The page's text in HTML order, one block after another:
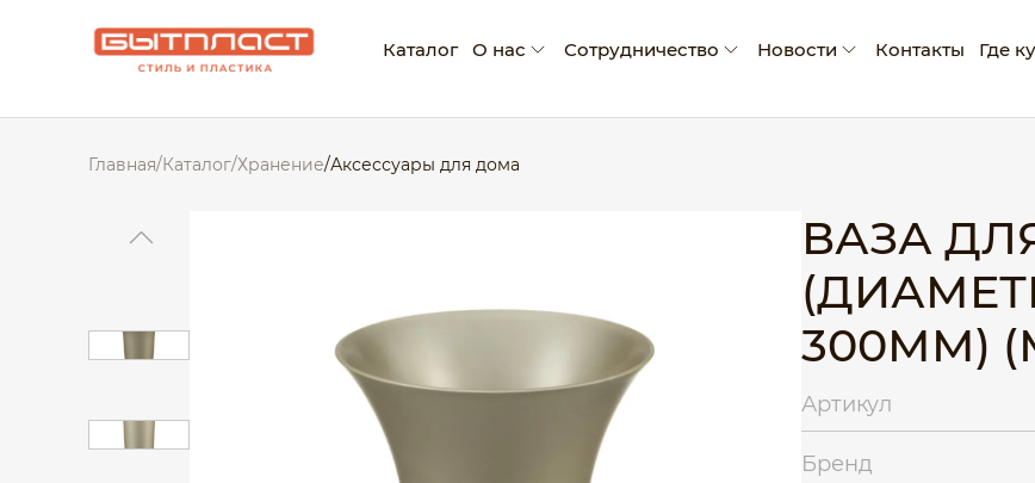
Каталог О нас
О компании
Награды и достижения
Сотрудничество
Условия сотрудничества
Экскурсия на производство
Новости
Новости
Контакты Где
Главная/Каталог/Хранение/Аксессуары для дома
ВАЗА
300ММ)
Артикул
Бренд